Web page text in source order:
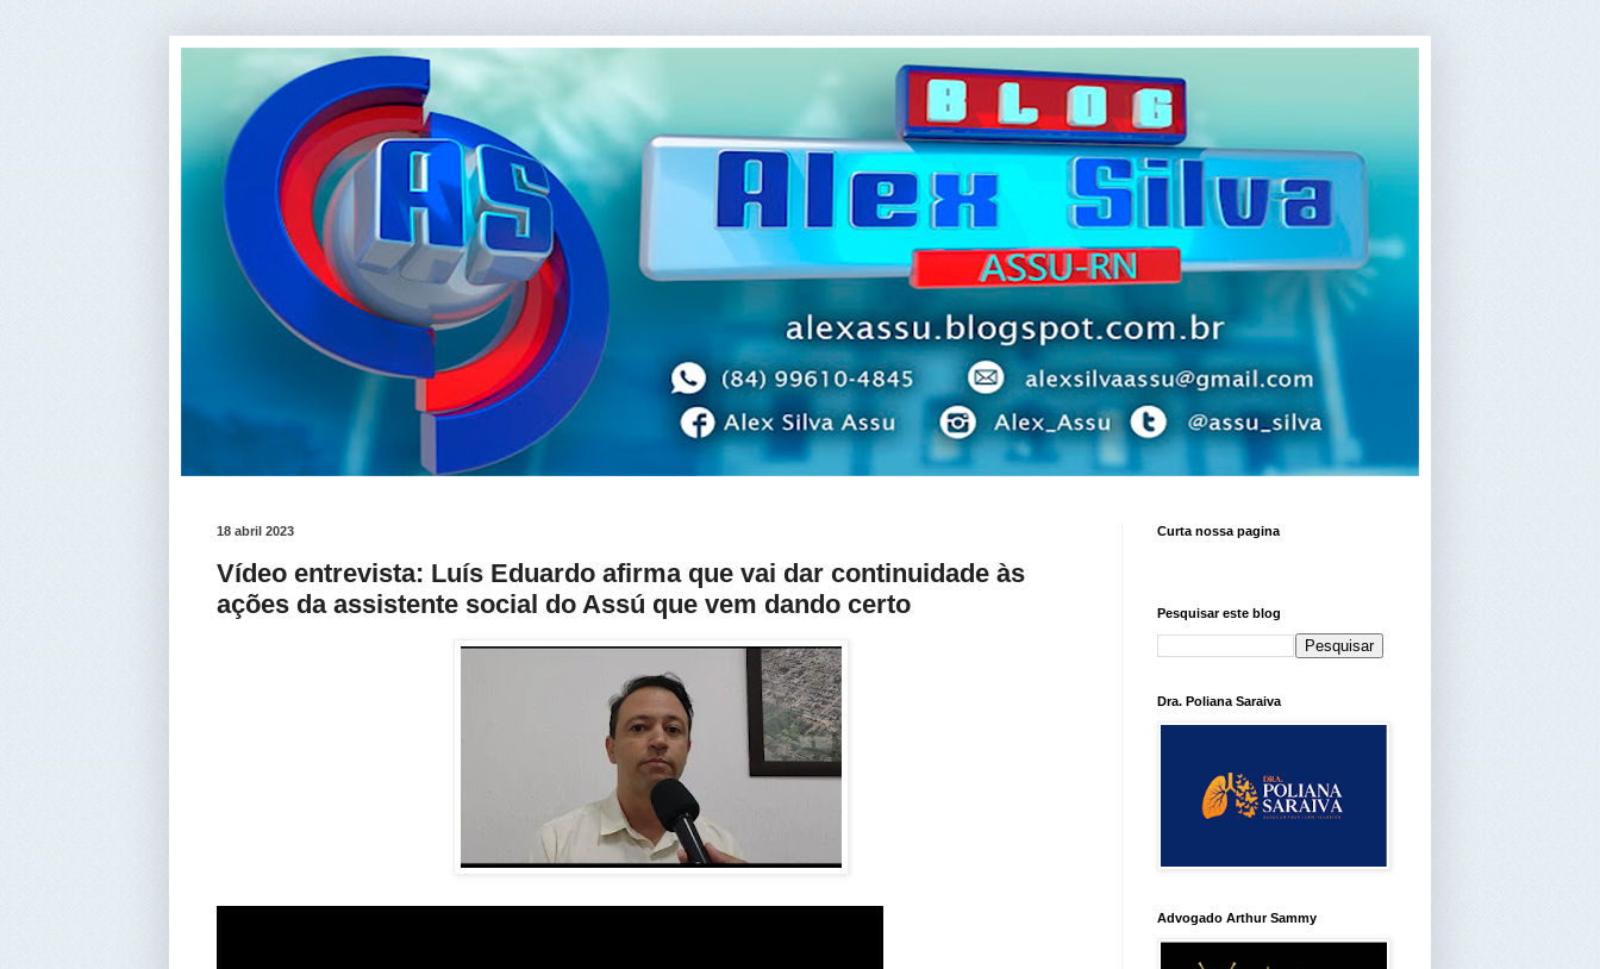
18 abril 2023
Vídeo entrevista: Luís Eduardo afirma que vai dar continuidade às
ações da assistente social do Assú que vem dando certo
Curta nossa pagina
Pesquisar este blog
Dra. Poliana Saraiva
Advogado Arthur Sammy